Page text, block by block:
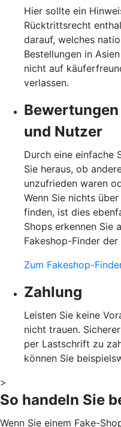
Hier sollte ein
Rücktrittsrecht
darauf, welches
Bestellungen in
nicht auf
verlassen.
und Nutzer
Durch eine einfache
Sie heraus, ob
unzufrieden waren
Wenn Sie nichts
finden, ist dies
Shops erkennen Sie
Fakeshop-Finder
Zum Fakeshop-
Zahlung
Leisten Sie keine
nicht trauen.
per Lastschrift zu
können Sie
>
So handeln Sie
Wenn Sie einem Fake-